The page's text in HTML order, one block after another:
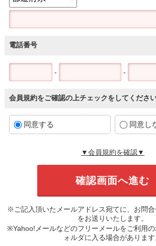
電話番号
- -
会員規約をご確認の上チェックをしてくださ
同意する 同意し
▼会員規約を確認▼
※ご記入頂いたメールアドレス宛てに、お問
をお送りいたします。
※Yahoo!メールなどのフリーメールをご利用
ォルダに入る場合があります